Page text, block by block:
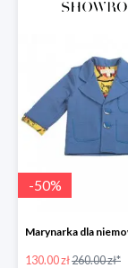
-50%
130.00 zł260.00 zł*